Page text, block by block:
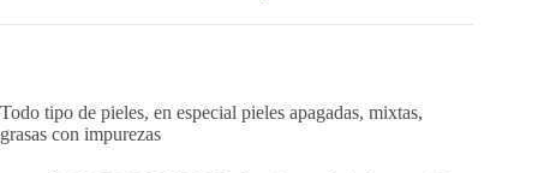
Todo tipo de pieles, en especial pieles apagadas, mixtas,
grasas con impurezas